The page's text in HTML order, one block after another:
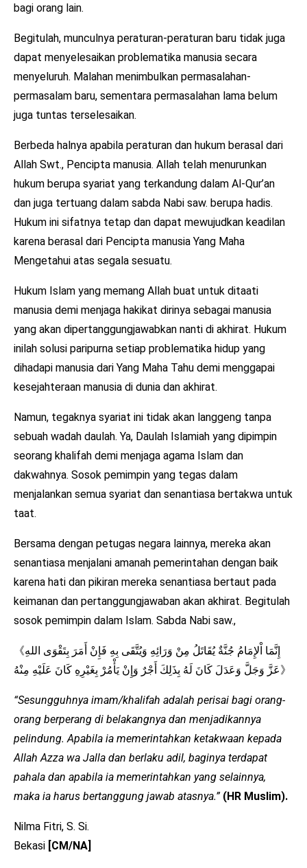
bagi orang lain.
Begitulah, munculnya peraturan-peraturan baru tidak juga
dapat menyelesaikan problematika manusia secara
menyeluruh. Malahan menimbulkan permasalahan-
permasalam baru, sementara permasalahan lama belum
juga tuntas terselesaikan.
Berbeda halnya apabila peraturan dan hukum berasal dari
Allah Swt., Pencipta manusia. Allah telah menurunkan
hukum berupa syariat yang terkandung dalam Al-Qur’an
dan juga tertuang dalam sabda Nabi saw. berupa hadis.
Hukum ini sifatnya tetap dan dapat mewujudkan keadilan
karena berasal dari Pencipta manusia Yang Maha
Mengetahui atas segala sesuatu.
Hukum Islam yang memang Allah buat untuk ditaati
manusia demi menjaga hakikat dirinya sebagai manusia
yang akan dipertanggungjawabkan nanti di akhirat. Hukum
inilah solusi paripurna setiap problematika hidup yang
dihadapi manusia dari Yang Maha Tahu demi menggapai
kesejahteraan manusia di dunia dan akhirat.
Namun, tegaknya syariat ini tidak akan langgeng tanpa
sebuah wadah daulah. Ya, Daulah Islamiah yang dipimpin
seorang khalifah demi menjaga agama Islam dan
dakwahnya. Sosok pemimpin yang tegas dalam
menjalankan semua syariat dan senantiasa bertakwa untuk
taat.
Bersama dengan petugas negara lainnya, mereka akan
senantiasa menjalani amanah pemerintahan dengan baik
karena hati dan pikiran mereka senantiasa bertaut pada
keimanan dan pertanggungjawaban akan akhirat. Begitulah
sosok pemimpin dalam Islam. Sabda Nabi saw.,
《إِنَّمَا اْلإِمَامُ جُنَّةٌ يُقَاتَلُ مِنْ وَرَائِهِ وَيُتَّقَى بِهِ فَإِنْ أَمَرَ بِتَقْوَى اللهِ
عَزَّ وَجَلَّ وَعَدَلَ كَانَ لَهُ بِذَلِكَ أَجْرٌ وَإِنْ يَأْمُرْ بِغَيْرِهِ كَانَ عَلَيْهِ مِنْهُ》
“Sesungguhnya imam/khalifah adalah perisai bagi orang-
orang berperang di belakangnya dan menjadikannya
pelindung. Apabila ia memerintahkan ketakwaan kepada
Allah Azza wa Jalla dan berlaku adil, baginya terdapat
pahala dan apabila ia memerintahkan yang selainnya,
maka ia harus bertanggung jawab atasnya.” (HR Muslim).
Nilma Fitri, S. Si.
Bekasi [CM/NA]